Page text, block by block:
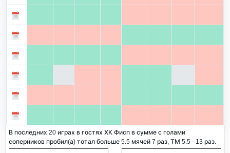
В последних 20 играх в гостях ХК Фисп в сумме с голами
соперников пробил(а) тотал больше 5.5 мячей 7 раз, ТМ 5.5 - 13 раз.